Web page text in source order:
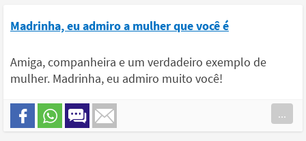
Madrinha, eu admiro a mulher que você é
Amiga, companheira e um verdadeiro exemplo de
mulher. Madrinha, eu admiro muito você!
...